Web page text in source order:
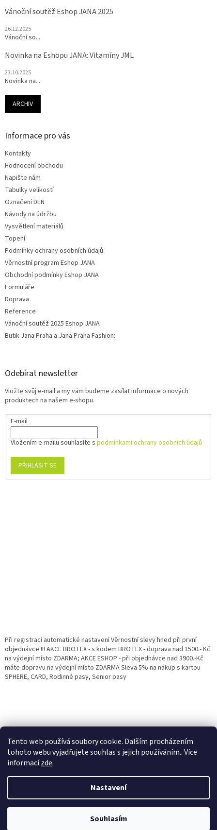
Tento web používá soubory cookie. Dalším procházením
tohoto webu vyjadřujete souhlas s jejich používáním.. Více
informacízde.
Nastavení
Souhlasím
nastavená Věrnostní sleva 3% - 10% na Všechny Vaše další nákupy. Čím
víc nakoupíte, tím větší slevu můžete získat. Vaše objednávky se sčítají.
Využít můžete i "Slevové kody" nebo DOPRAVU ZDARMA. Přejeme
příjemný nákup u nás Jana Kotasová Komárková a kolektiv pracovníků
Vánoční soutěž Eshop JANA 2025
26.12.2025
Vánoční so...
Novinka na Eshopu JANA: Vitamíny JML
23.10.2025
Novinka na...
ARCHIV
Informace pro vás
Kontakty
Hodnocení obchodu
Napište nám
Tabulky velikostí
Označení DEN
Návody na údržbu
Vysvětlení materiálů
Topení
Podmínky ochrany osobních údajů
Věrnostní program Eshop JANA
Obchodní podmínky Eshop JANA
Formuláře
Doprava
Reference
Vánoční soutěž 2025 Eshop JANA
Butik Jana Praha a Jana Praha Fashion:
Odebírat newsletter
Vložte svůj e-mail a my vám budeme zasílat informace o nových
produktech na našem e-shopu.
E-mail
Vložením e-mailu souhlasíte s podmínkami ochrany osobních údajů
PŘIHLÁSIT SE
Při registraci automatické nastavení Věrnostní slevy hned při první
objednávce !!! AKCE BROTEX - s kodem BROTEX - doprava nad 1500.- Kč
na výdejní místo ZDARMA; AKCE ESHOP - při objednávce nad 3900.-Kč
máte dopravu na výdejní místo ZDARMA Sleva 5% na nákup s kartou
SPHERE, CARD, Rodinné pasy, Senior pasy
Copyright 2026Eshop Jana. Všechna práva vyhrazena.